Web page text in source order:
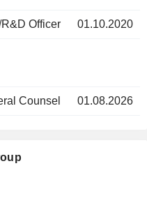
Officer 01.10.2020
Counsel 01.08.2026